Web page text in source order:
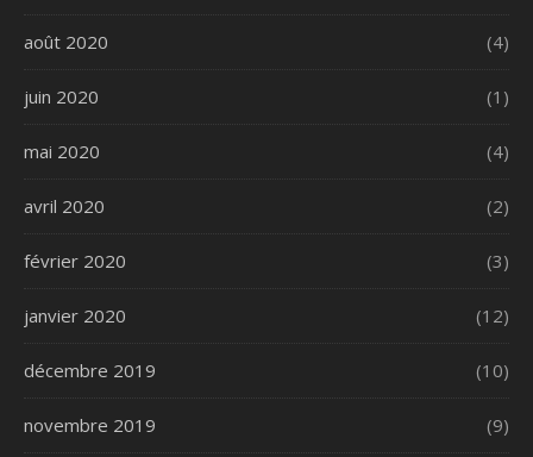
août 2020 (4)
juin 2020 (1)
mai 2020 (4)
avril 2020 (2)
février 2020 (3)
janvier 2020 (12)
décembre 2019 (10)
novembre 2019 (9)